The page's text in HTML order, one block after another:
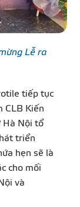
Lễ ra
tiếp tục
CLB Kiến
Hà Nội tổ
triển
hẹn sẽ là
cho mối
và